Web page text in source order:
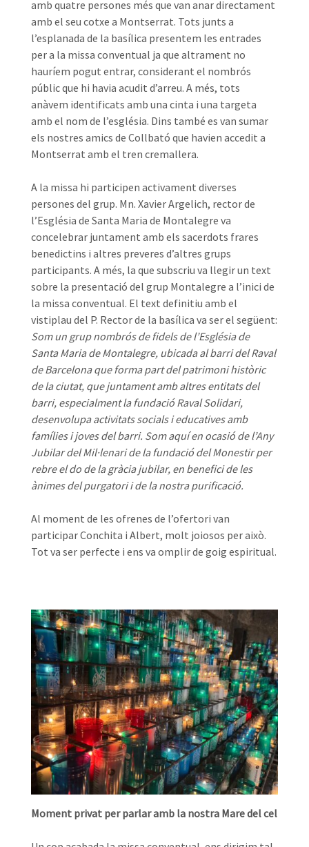
amb quatre persones més que van anar directament
amb el seu cotxe a Montserrat. Tots junts a
l’esplanada de la basílica presentem les entrades
per a la missa conventual ja que altrament no
hauríem pogut entrar, considerant el nombrós
públic que hi havia acudit d’arreu. A més, tots
anàvem identificats amb una cinta i una targeta
amb el nom de l’església. Dins també es van sumar
els nostres amics de Collbató que havien accedit a
Montserrat amb el tren cremallera.
A la missa hi participen activament diverses
persones del grup. Mn. Xavier Argelich, rector de
l’Església de Santa Maria de Montalegre va
concelebrar juntament amb els sacerdots frares
benedictins i altres preveres d’altres grups
participants. A més, la que subscriu va llegir un text
sobre la presentació del grup Montalegre a l’inici de
la missa conventual. El text definitiu amb el
vistiplau del P. Rector de la basílica va ser el següent:
Som un grup nombrós de fidels de l’Església de
Santa Maria de Montalegre, ubicada al barri del Raval
de Barcelona que forma part del patrimoni històric
de la ciutat, que juntament amb altres entitats del
barri, especialment la fundació Raval Solidari,
desenvolupa activitats socials i educatives amb
famílies i joves del barri. Som aquí en ocasió de l’Any
Jubilar del Mil·lenari de la fundació del Monestir per
rebre el do de la gràcia jubilar, en benefici de les
ànimes del purgatori i de la nostra purificació.
Al moment de les ofrenes de l’ofertori van
participar Conchita i Albert, molt joiosos per això.
Tot va ser perfecte i ens va omplir de goig espiritual.
Moment privat per parlar amb la nostra Mare del cel